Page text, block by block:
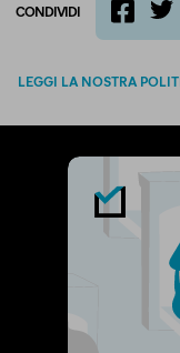
CONDIVIDI
LEGGI LA NOSTRA